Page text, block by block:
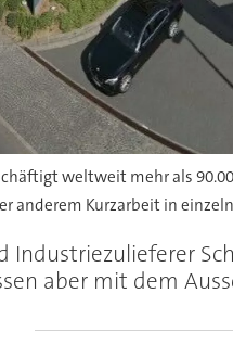
weltweit mehr als
anderem Kurzarbeit in
Industriezulieferer
aber mit dem